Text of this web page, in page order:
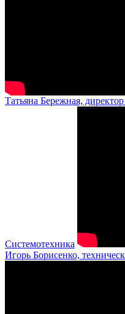
Татьяна Бережная,
Системотехника
Игорь Борисенко,